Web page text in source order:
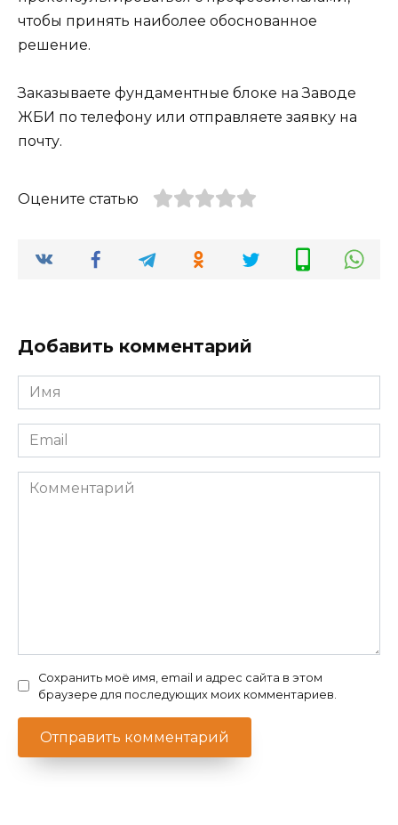
чтобы принять наиболее обоснованное
решение.
Заказываете фундаментные блоке на Заводе
ЖБИ по телефону или отправляете заявку на
почту.
Оцените статью
Добавить комментарий
Имя
*
Email
*
Комментарий
Сохранить моё имя, email и адрес сайта в этом
браузере для последующих моих комментариев.